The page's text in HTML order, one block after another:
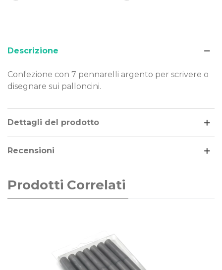
Descrizione
Confezione con 7 pennarelli argento per scrivere o
disegnare sui palloncini.
Dettagli del prodotto
Recensioni
Prodotti Correlati